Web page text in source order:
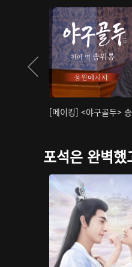
[메이킹] <야구골두>
포석은 완벽